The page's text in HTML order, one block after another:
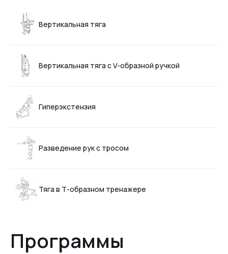
Вертикальная тяга
Вертикальная тяга с V-образной ручкой
Гиперэкстензия
Разведение рук с тросом
Тяга в Т-образном тренажере
Программы